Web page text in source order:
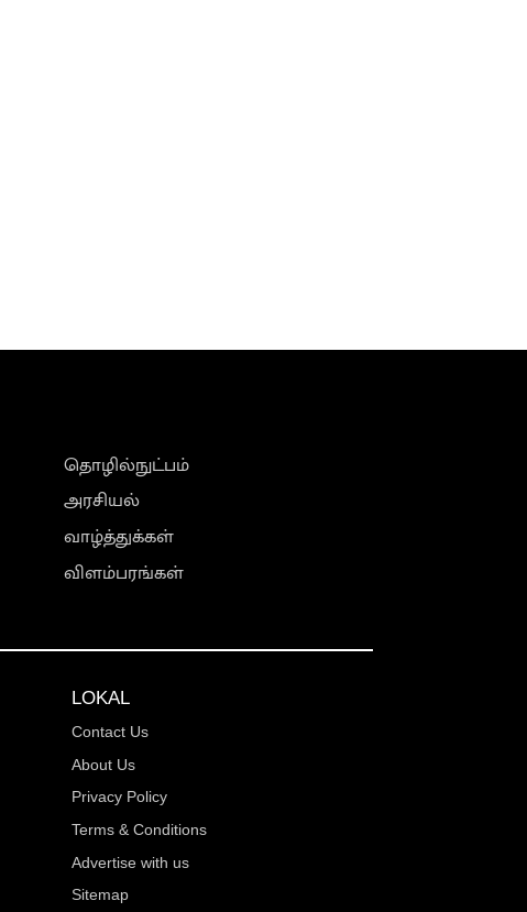
தொழில்நுட்பம்
அரசியல்
வாழ்த்துக்கள்
விளம்பரங்கள்
LOKAL
Contact Us
About Us
Privacy Policy
Terms & Conditions
Advertise with us
Sitemap